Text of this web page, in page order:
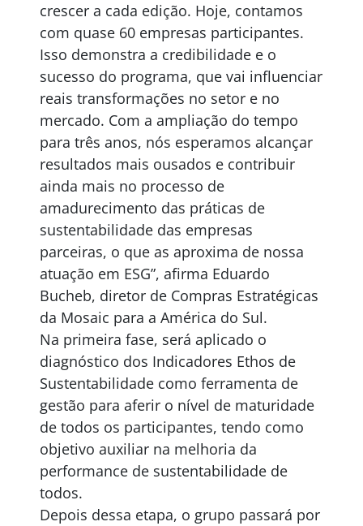
crescer a cada edição. Hoje, contamos
com quase 60 empresas participantes.
Isso demonstra a credibilidade e o
sucesso do programa, que vai influenciar
reais transformações no setor e no
mercado. Com a ampliação do tempo
para três anos, nós esperamos alcançar
resultados mais ousados e contribuir
ainda mais no processo de
amadurecimento das práticas de
sustentabilidade das empresas
parceiras, o que as aproxima de nossa
atuação em ESG”, afirma Eduardo
Bucheb, diretor de Compras Estratégicas
da Mosaic para a América do Sul.
Na primeira fase, será aplicado o
diagnóstico dos Indicadores Ethos de
Sustentabilidade como ferramenta de
gestão para aferir o nível de maturidade
de todos os participantes, tendo como
objetivo auxiliar na melhoria da
performance de sustentabilidade de
todos.
Depois dessa etapa, o grupo passará por